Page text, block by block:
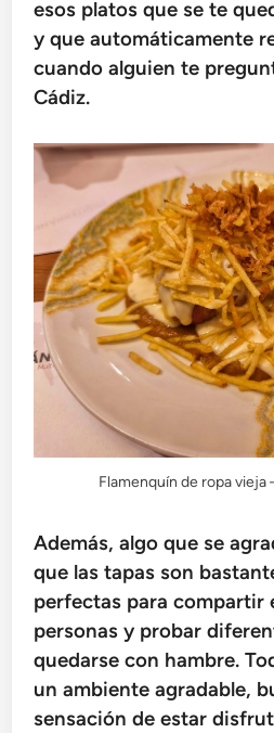
esos platos que se te
y que automáticamente
cuando alguien te
Cádiz.
Flamenquín de ropa vieja
Además, algo que se
que las tapas son
perfectas para compartir
personas y probar
quedarse con hambre.
un ambiente agradable,
sensación de estar